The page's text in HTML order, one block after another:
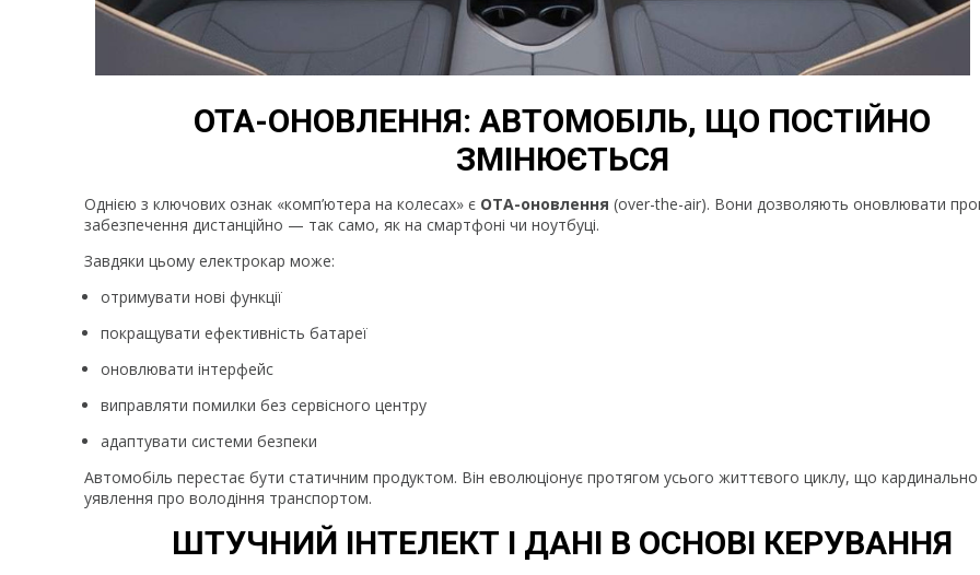
OTA-ОНОВЛЕННЯ: АВТОМОБІЛЬ, ЩО ПОСТІЙНО
ЗМІНЮЄТЬСЯ
Однією з ключових ознак «комп’ютера на колесах» є OTA-оновлення (over-the-air). Вони дозволяють оновлювати
забезпечення дистанційно — так само, як на смартфоні чи ноутбуці.
Завдяки цьому електрокар може:
отримувати нові функції
покращувати ефективність батареї
оновлювати інтерфейс
виправляти помилки без сервісного центру
адаптувати системи безпеки
Автомобіль перестає бути статичним продуктом. Він еволюціонує протягом усього життєвого циклу, що
уявлення про володіння транспортом.
ШТУЧНИЙ ІНТЕЛЕКТ І ДАНІ В ОСНОВІ КЕРУВАННЯ